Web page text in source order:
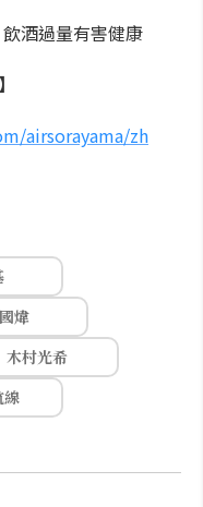
酒過量有害健康
airsorayama/zh
煒
木村光希
線